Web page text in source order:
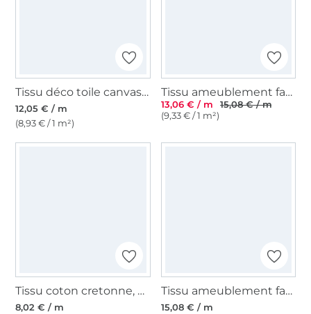
Tissu déco toile canvas rayé, noir
12,05 € / m
(8,93 € / 1 m²)
Tissu ameublement fauteuil canapé velours côtelé à grosses côtes Hyper, beige
13,06 € / m
15,08 € / m
(9,33 € / 1 m²)
Tissu coton cretonne, bleu ciel
8,02 € / m
Tissu ameublement fauteuil canapé velours côtelé à grosses côtes Cozy, vert pâle
15,08 € / m